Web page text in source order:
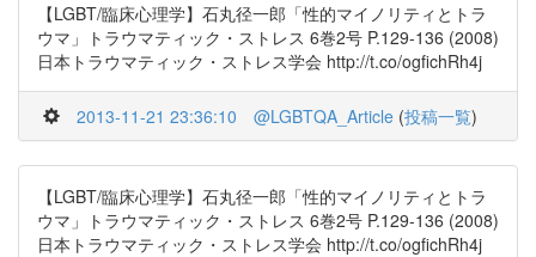
【LGBT/臨床心理学】石丸径一郎「性的マイノリティとトラ
ウマ」トラウマティック・ストレス 6巻2号 P.129-136 (2008)
日本トラウマティック・ストレス学会 http://t.co/ogfichRh4j
2013-11-21 23:36:10 @LGBTQA_Article (投稿一覧)
【LGBT/臨床心理学】石丸径一郎「性的マイノリティとトラ
ウマ」トラウマティック・ストレス 6巻2号 P.129-136 (2008)
日本トラウマティック・ストレス学会 http://t.co/ogfichRh4j